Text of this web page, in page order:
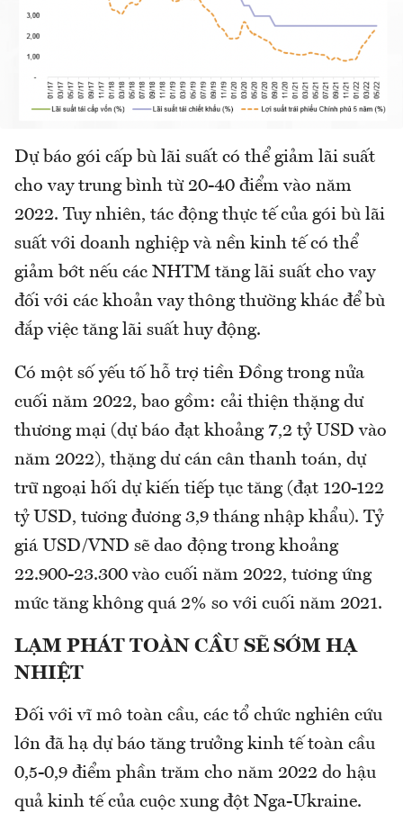
Dự báo gói cấp bù lãi suất có thể giảm lãi suất
cho vay trung bình từ 20-40 điểm vào năm
2022. Tuy nhiên, tác động thực tế của gói bù lãi
suất với doanh nghiệp và nền kinh tế có thể
giảm bớt nếu các NHTM tăng lãi suất cho vay
đối với các khoản vay thông thường khác để bù
đắp việc tăng lãi suất huy động.
Có một số yếu tố hỗ trợ tiền Đồng trong nửa
cuối năm 2022, bao gồm: cải thiện thặng dư
thương mại (dự báo đạt khoảng 7,2 tỷ USD vào
năm 2022), thặng dư cán cân thanh toán, dự
trữ ngoại hối dự kiến tiếp tục tăng (đạt 120-122
tỷ USD, tương đương 3,9 tháng nhập khẩu). Tỷ
giá USD/VND sẽ dao động trong khoảng
22.900-23.300 vào cuối năm 2022, tương ứng
mức tăng không quá 2% so với cuối năm 2021.
LẠM PHÁT TOÀN CẦU SẼ SỚM HẠ
NHIỆT
Đối với vĩ mô toàn cầu, các tổ chức nghiên cứu
lớn đã hạ dự báo tăng trưởng kinh tế toàn cầu
0,5-0,9 điểm phần trăm cho năm 2022 do hậu
quả kinh tế của cuộc xung đột Nga-Ukraine.